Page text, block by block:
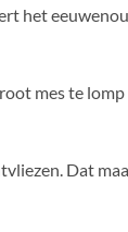
het
mes te
Dat